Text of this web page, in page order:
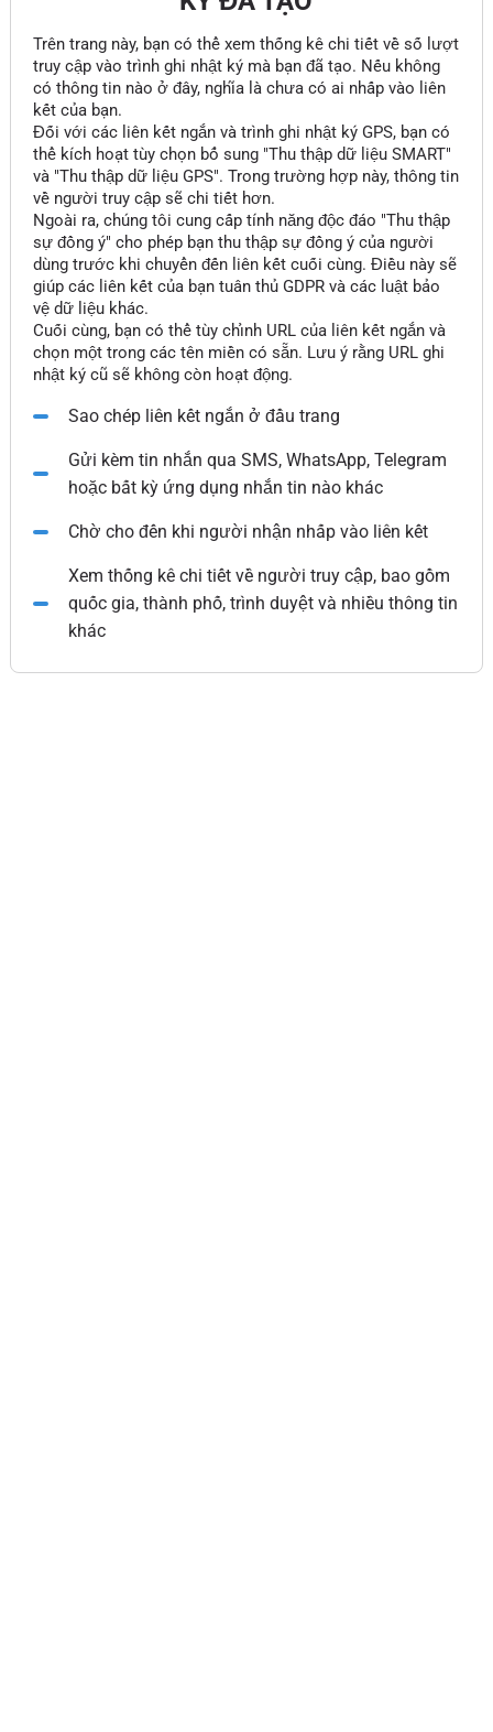
Trên trang này, bạn có thể xem thống kê chi tiết về số lượt
truy cập vào trình ghi nhật ký mà bạn đã tạo. Nếu không
có thông tin nào ở đây, nghĩa là chưa có ai nhấp vào liên
kết của bạn.
Đối với các liên kết ngắn và trình ghi nhật ký GPS, bạn có
thể kích hoạt tùy chọn bổ sung "Thu thập dữ liệu SMART"
và "Thu thập dữ liệu GPS". Trong trường hợp này, thông tin
về người truy cập sẽ chi tiết hơn.
Ngoài ra, chúng tôi cung cấp tính năng độc đáo "Thu thập
sự đồng ý" cho phép bạn thu thập sự đồng ý của người
dùng trước khi chuyển đến liên kết cuối cùng. Điều này sẽ
giúp các liên kết của bạn tuân thủ GDPR và các luật bảo
vệ dữ liệu khác.
Cuối cùng, bạn có thể tùy chỉnh URL của liên kết ngắn và
chọn một trong các tên miền có sẵn. Lưu ý rằng URL ghi
nhật ký cũ sẽ không còn hoạt động.
Sao chép liên kết ngắn ở đầu trang
Gửi kèm tin nhắn qua SMS, WhatsApp, Telegram
hoặc bất kỳ ứng dụng nhắn tin nào khác
Chờ cho đến khi người nhận nhấp vào liên kết
Xem thống kê chi tiết về người truy cập, bao gồm
quốc gia, thành phố, trình duyệt và nhiều thông tin
khác